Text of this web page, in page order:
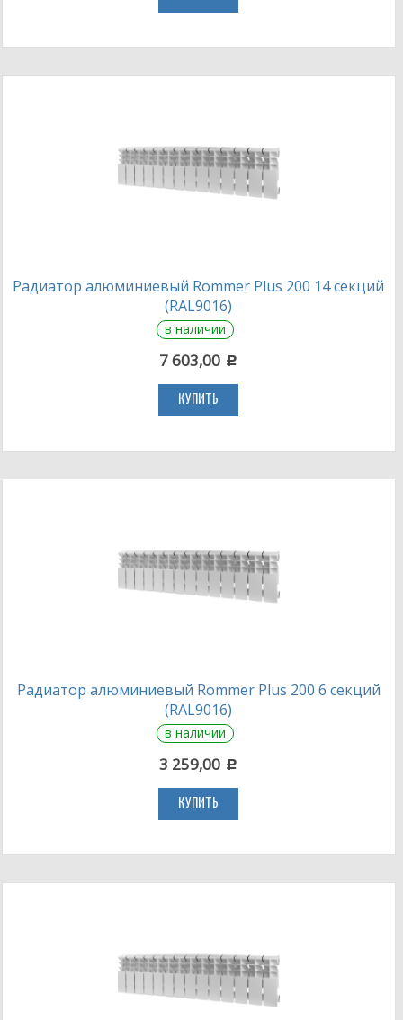
Радиатор алюминиевый Rommer Plus 200 14 секций
(RAL9016)
в наличии
7 603,00 c
КУПИТЬ
Радиатор алюминиевый Rommer Plus 200 6 секций
(RAL9016)
в наличии
3 259,00 c
КУПИТЬ